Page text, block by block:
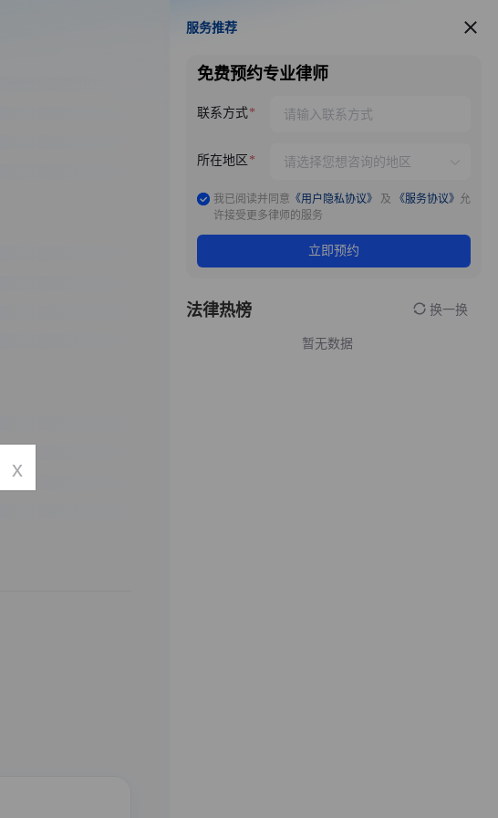
服务推荐
服务推荐
免费预约专业律师
联系方式
所在地区
我已阅读并同意 《用户隐私协议》 及 《服务协议》 允
许接受更多律师的服务
立即预约
法律热榜 换一换
暂无数据
x